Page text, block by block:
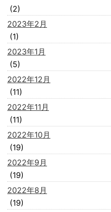
(2)
2023年2月
(1)
2023年1月
(5)
2022年12月
(11)
2022年11月
(11)
2022年10月
(19)
2022年9月
(19)
2022年8月
(19)